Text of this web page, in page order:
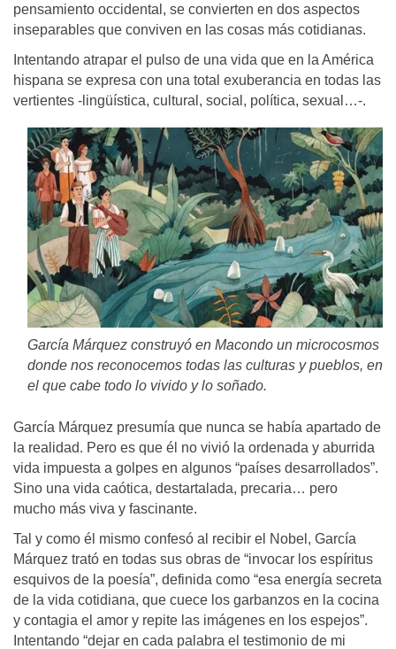
pensamiento occidental, se convierten en dos aspectos
inseparables que conviven en las cosas más cotidianas.
Intentando atrapar el pulso de una vida que en la América
hispana se expresa con una total exuberancia en todas las
vertientes -lingüística, cultural, social, política, sexual…-.
García Márquez construyó en Macondo un microcosmos
donde nos reconocemos todas las culturas y pueblos, en
el que cabe todo lo vivido y lo soñado.
García Márquez presumía que nunca se había apartado de
la realidad. Pero es que él no vivió la ordenada y aburrida
vida impuesta a golpes en algunos “países desarrollados”.
Sino una vida caótica, destartalada, precaria… pero
mucho más viva y fascinante.
Tal y como él mismo confesó al recibir el Nobel, García
Márquez trató en todas sus obras de “invocar los espíritus
esquivos de la poesía”, definida como “esa energía secreta
de la vida cotidiana, que cuece los garbanzos en la cocina
y contagia el amor y repite las imágenes en los espejos”.
Intentando “dejar en cada palabra el testimonio de mi